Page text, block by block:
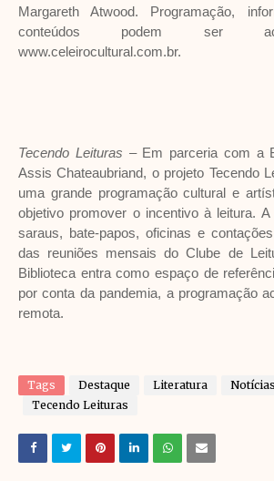
Margareth Atwood. Programação,
conteúdos podem ser
www.celeirocultural.com.br.
Tecendo Leituras – Em parceria com a
Assis Chateaubriand, o projeto Tecendo
uma grande programação cultural e
objetivo promover o incentivo à leitura. A
saraus, bate-papos, oficinas e
das reuniões mensais do Clube de
Biblioteca entra como espaço de
por conta da pandemia, a programação
remota.
Tags Destaque Literatura
Notícias
Tecendo Leituras